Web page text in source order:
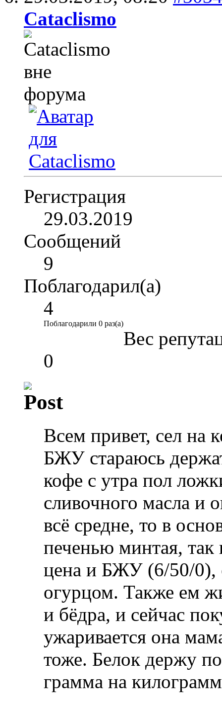
Cataclismo
Регистрация
29.03.2019
Сообщений
9
Поблагодарил(а)
4
Поблагодарили 0 раз(а)
Вес
0
Всем привет, сел на
БЖУ стараюсь
кофе с утра пол
сливочного масла и
всё средне, то в
печенью минтая, так
цена и БЖУ (6/50/0),
огурцом. Также ем
и бёдра, и сейчас
ужаривается она
тоже. Белок держу
грамма на